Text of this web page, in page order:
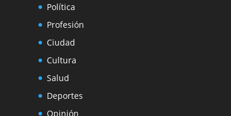
Política
Profesión
Ciudad
Cultura
Salud
Deportes
Opinión